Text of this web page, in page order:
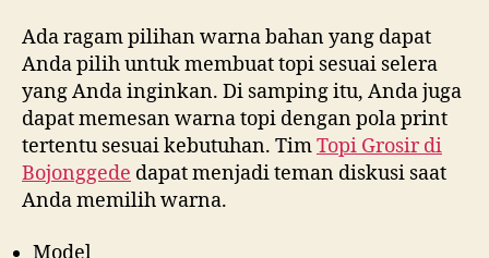
Ada ragam pilihan warna bahan yang dapat
Anda pilih untuk membuat topi sesuai selera
yang Anda inginkan. Di samping itu, Anda juga
dapat memesan warna topi dengan pola print
tertentu sesuai kebutuhan. TimTopi Grosir di
Bojonggede dapat menjadi teman diskusi saat
Anda memilih warna.
Model